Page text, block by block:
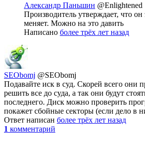
Александр Паньшин @Enlightened
Производитель утверждает, что он
меняет. Можно на это давить
Написано более трёх лет назад
SEObomj @SEObomj
Подавайте иск в суд. Скорей всего они
решить все до суда, а так они будут
последнего. Диск можно проверить
покажет сбойные секторы (если дело в
Ответ написан более трёх лет назад
1 комментарий